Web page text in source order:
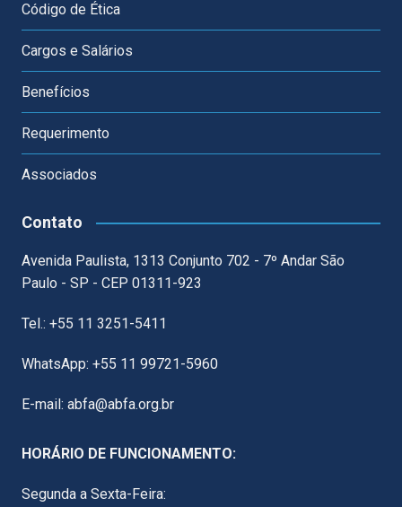
Código de Ética
Cargos e Salários
Benefícios
Requerimento
Associados
Contato
Avenida Paulista, 1313 Conjunto 702 - 7º Andar São
Paulo - SP - CEP 01311-923
Tel.: +55 11 3251-5411
WhatsApp: +55 11 99721-5960
E-mail: abfa@abfa.org.br
HORÁRIO DE FUNCIONAMENTO:
Segunda a Sexta-Feira: